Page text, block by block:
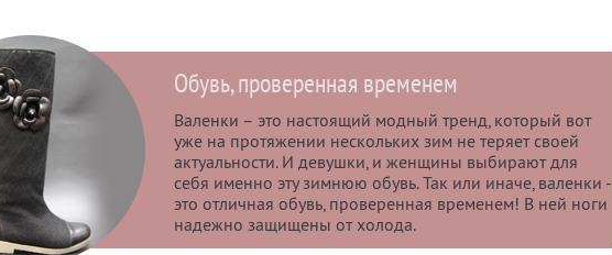
Обувь, проверенная временем
Валенки – это настоящий модный тренд, который вот
уже на протяжении нескольких зим не теряет своей
актуальности. И девушки, и женщины выбирают для
себя именно эту зимнюю обувь. Так или иначе, валенки -
это отличная обувь, проверенная временем! В ней ноги
надежно защищены от холода.